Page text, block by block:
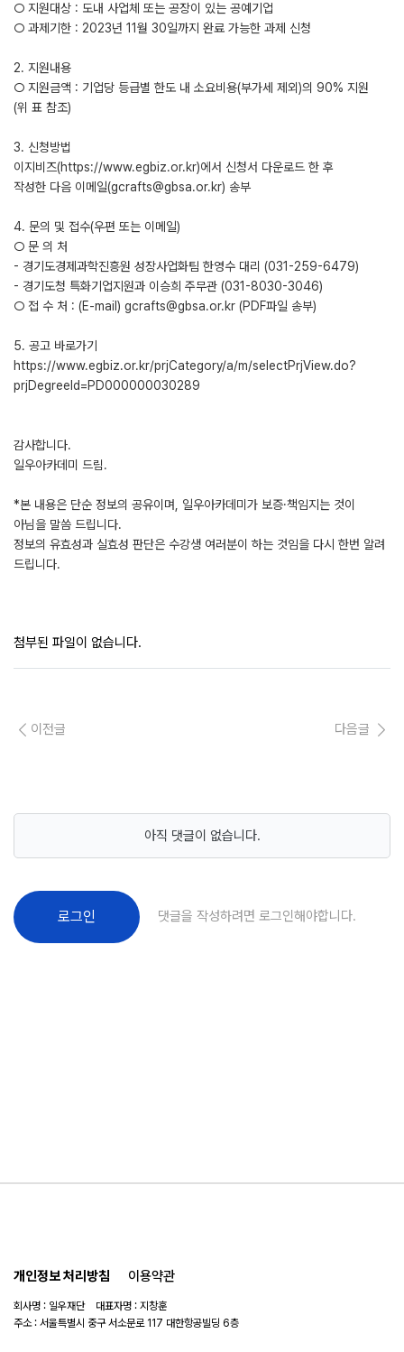
○ 지원대상 : 도내 사업체 또는 공장이 있는 공예기업
○ 과제기한 : 2023년 11월 30일까지 완료 가능한 과제 신청
2. 지원내용
○ 지원금액 : 기업당 등급별 한도 내 소요비용(부가세 제외)의 90% 지원
(위 표 참조)
3. 신청방법
이지비즈(https://www.egbiz.or.kr)에서 신청서 다운로드 한 후
작성한 다음 이메일(gcrafts@gbsa.or.kr) 송부
4. 문의 및 접수(우편 또는 이메일)
○ 문 의 처
- 경기도경제과학진흥원 성장사업화팀 한영수 대리 (031-259-6479)
- 경기도청 특화기업지원과 이승희 주무관 (031-8030-3046)
○ 접 수 처 : (E-mail) gcrafts@gbsa.or.kr (PDF파일 송부)
5. 공고 바로가기
https://www.egbiz.or.kr/prjCategory/a/m/selectPrjView.do?
prjDegreeId=PD000000030289
감사합니다.
일우아카데미 드림.
*본 내용은 단순 정보의 공유이며, 일우아카데미가 보증·책임지는 것이
아님을 말씀 드립니다.
정보의 유효성과 실효성 판단은 수강생 여러분이 하는 것임을 다시 한번 알려
드립니다.
첨부된 파일이 없습니다.
이전글 다음글
아직 댓글이 없습니다.
로그인 댓글을 작성하려면 로그인해야합니다.
개인정보 처리방침 이용약관
회사명 : 일우재단 대표자명 : 지창훈
주소 : 서울특별시 중구 서소문로 117 대한항공빌딩 6층